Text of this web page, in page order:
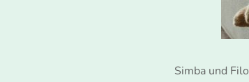
Simba und